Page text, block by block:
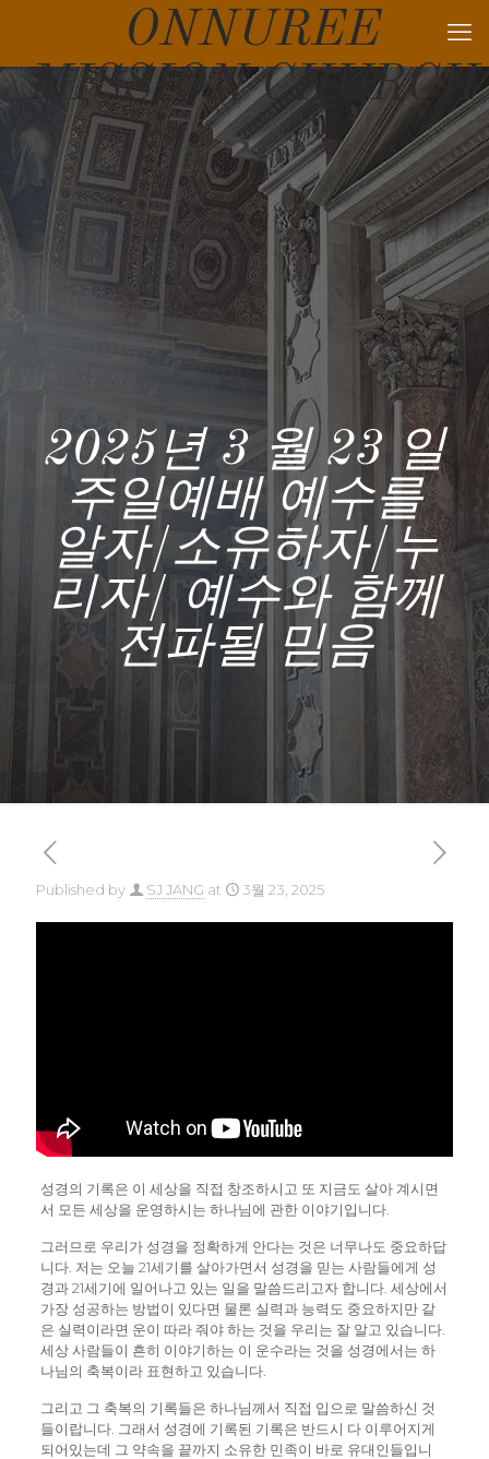
ONNUREE
MISSION CHURCH
2025년 3 월 23 일
주일예배 예수를
알자/소유하자/누
리자/ 예수와 함께
전파될 믿음
Published by SJ JANG at 3월 23, 2025
성경의 기록은 이 세상을 직접 창조하시고 또 지금도 살아 계시면
서 모든 세상을 운영하시는 하나님에 관한 이야기입니다.
그러므로 우리가 성경을 정확하게 안다는 것은 너무나도 중요하답
니다. 저는 오늘 21세기를 살아가면서 성경을 믿는 사람들에게 성
경과 21세기에 일어나고 있는 일을 말씀드리고자 합니다. 세상에서
가장 성공하는 방법이 있다면 물론 실력과 능력도 중요하지만 같
은 실력이라면 운이 따라 줘야 하는 것을 우리는 잘 알고 있습니다.
세상 사람들이 흔히 이야기하는 이 운수라는 것을 성경에서는 하
나님의 축복이라 표현하고 있습니다.
그리고 그 축복의 기록들은 하나님께서 직접 입으로 말씀하신 것
들이랍니다. 그래서 성경에 기록된 기록은 반드시 다 이루어지게
되어있는데 그 약속을 끝까지 소유한 민족이 바로 유대인들입니